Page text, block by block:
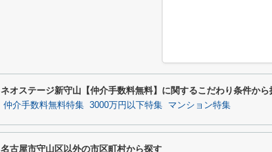
ネオステージ新守山【仲介手数料無料】に関するこだわり条件から
仲介手数料無料特集 3000万円以下特集 マンション特集
名古屋市守山区以外の市区町村から探す